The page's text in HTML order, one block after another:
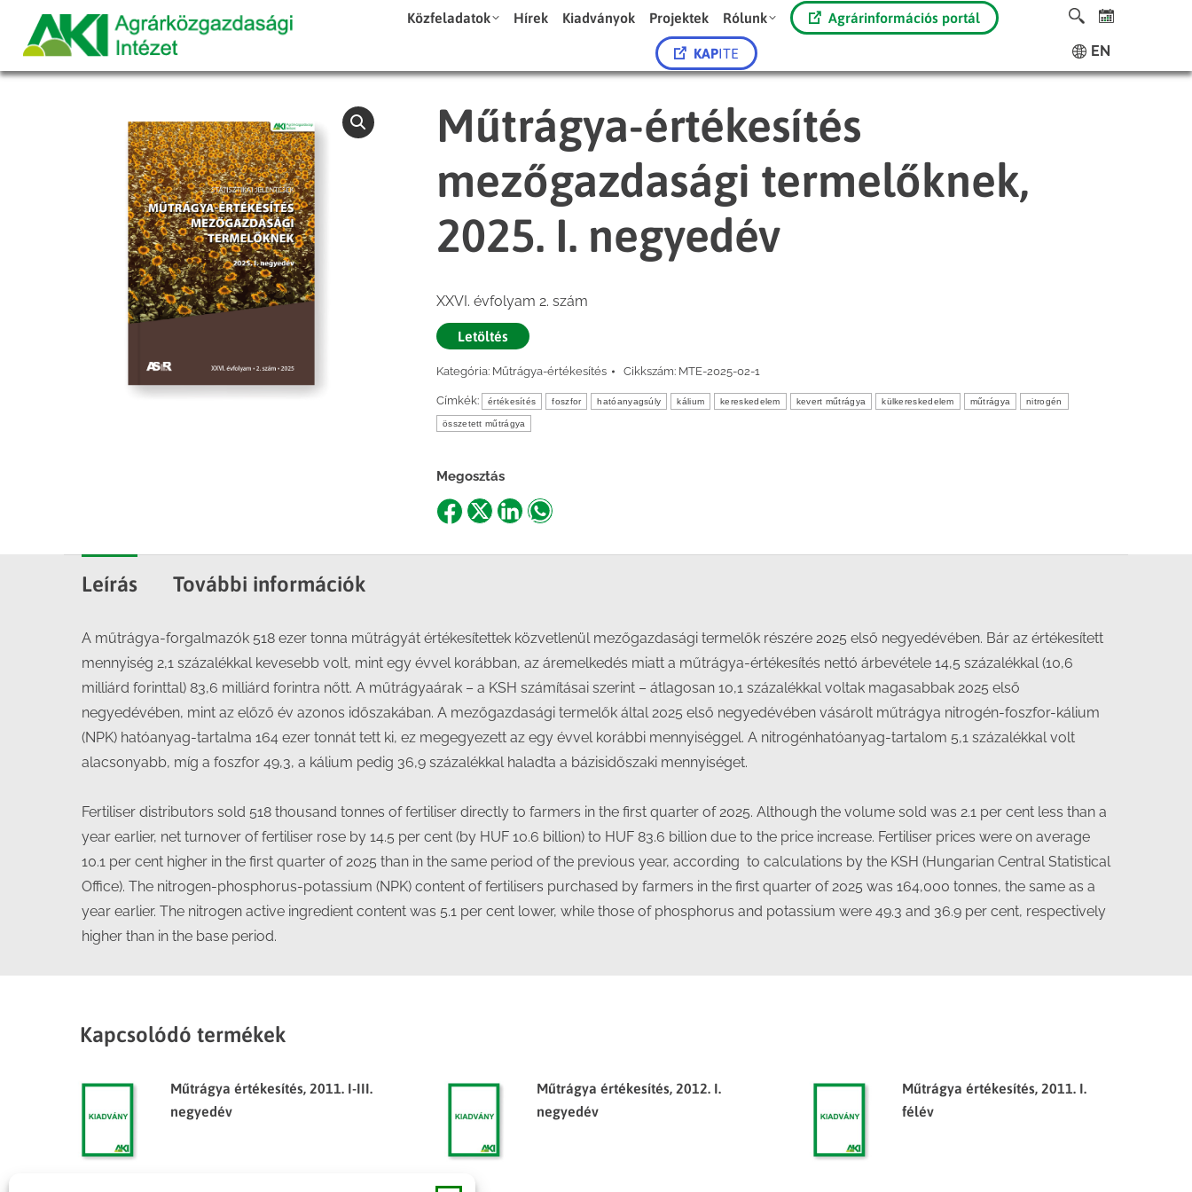
Közfeladatok Hírek Kiadványok Projektek Rólunk Agrárinformációs portál
KAPITE EN
Műtrágya-értékesítés
mezőgazdasági termelőknek,
2025. I. negyedév
XXVI. évfolyam 2. szám
Letöltés
Kategória: Műtrágya-értékesítés Cikkszám: MTE-2025-02-1
Címkék: értékesítés foszfor hatóanyagsúly kálium kereskedelem kevert műtrágya külkereskedelem műtrágya nitrogén
összetett műtrágya
Megosztás
ShareShareShareShare
Leírás További információk
A műtrágya-forgalmazók 518 ezer tonna műtrágyát értékesítettek közvetlenül mezőgazdasági termelők részére 2025 első negyedévében. Bár az értékesített
mennyiség 2,1 százalékkal kevesebb volt, mint egy évvel korábban, az áremelkedés miatt a műtrágya-értékesítés nettó árbevétele 14,5 százalékkal (10,6
milliárd forinttal) 83,6 milliárd forintra nőtt. A műtrágyaárak – a KSH számításai szerint – átlagosan 10,1 százalékkal voltak magasabbak 2025 első
negyedévében, mint az előző év azonos időszakában. A mezőgazdasági termelők által 2025 első negyedévében vásárolt műtrágya nitrogén-foszfor-kálium
(NPK) hatóanyag-tartalma 164 ezer tonnát tett ki, ez megegyezett az egy évvel korábbi mennyiséggel. A nitrogénhatóanyag-tartalom 5,1 százalékkal volt
alacsonyabb, míg a foszfor 49,3, a kálium pedig 36,9 százalékkal haladta a bázisidőszaki mennyiséget.
Fertiliser distributors sold 518 thousand tonnes of fertiliser directly to farmers in the first quarter of 2025. Although the volume sold was 2.1 per cent less than a
year earlier, net turnover of fertiliser rose by 14.5 per cent (by HUF 10.6 billion) to HUF 83.6 billion due to the price increase. Fertiliser prices were on average
10.1 per cent higher in the first quarter of 2025 than in the same period of the previous year, according to calculations by the KSH (Hungarian Central Statistical
Office). The nitrogen-phosphorus-potassium (NPK) content of fertilisers purchased by farmers in the first quarter of 2025 was 164,000 tonnes, the same as a
year earlier. The nitrogen active ingredient content was 5.1 per cent lower, while those of phosphorus and potassium were 49.3 and 36.9 per cent, respectively
higher than in the base period.
Kapcsolódó termékek
Műtrágya értékesítés, 2011. I-III.
negyedév
Műtrágya értékesítés, 2012. I.
negyedév
Műtrágya értékesítés, 2011. I.
félév